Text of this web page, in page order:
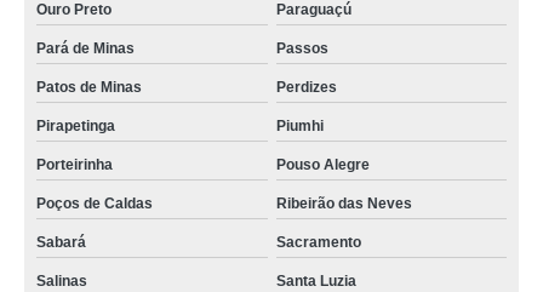
Ouro Preto Paraguaçú
Pará de Minas Passos
Patos de Minas Perdizes
Pirapetinga Piumhi
Porteirinha Pouso Alegre
Poços de Caldas Ribeirão das Neves
Sabará Sacramento
Salinas Santa Luzia